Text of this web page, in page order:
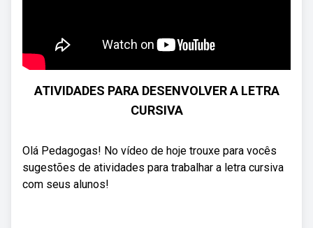
ATIVIDADES PARA DESENVOLVER A LETRA
CURSIVA
Olá Pedagogas! No vídeo de hoje trouxe para vocês
sugestões de atividades para trabalhar a letra cursiva
com seus alunos!